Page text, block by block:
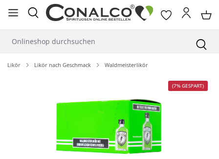
springen
Likör Likör nach Geschmack Waldmeisterlikör
(7% GESPART)